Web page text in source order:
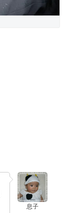
息子